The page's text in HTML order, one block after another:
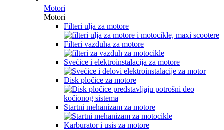
Motori
Motori
Filteri ulja za motore
Filteri vazduha za motore
Svećice i elektroinstalacija za motore
Disk pločice za motore
Startni mehanizam za motore
Karburator i usis za motore